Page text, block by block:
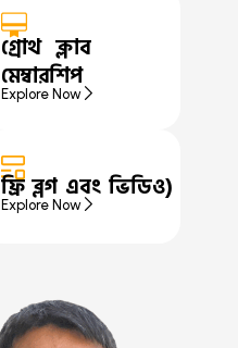
গ্রোথ ক্লাব
মেম্বারশিপ
Explore Now
ফ্রি ব্লগ এবং ভিডিও)
Explore Now